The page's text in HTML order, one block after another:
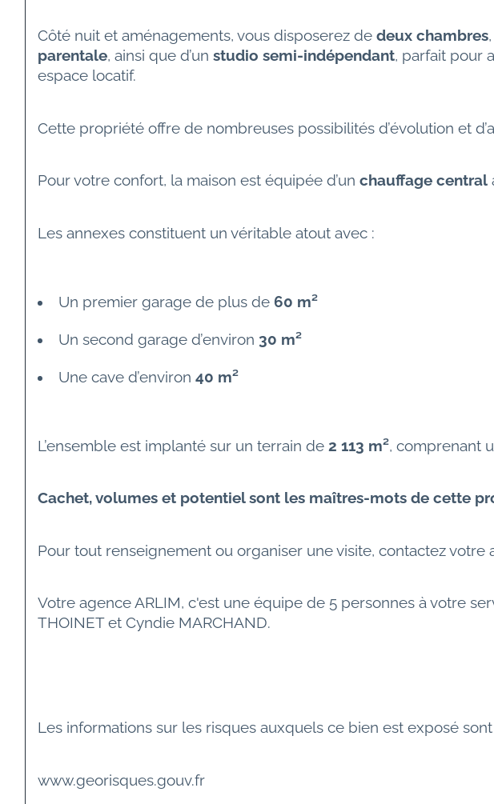
Côté nuit et aménagements, vous disposerez de deux chambres
parentale, ainsi que d’un studio semi-indépendant, parfait pour
espace locatif.
Cette propriété offre de nombreuses possibilités d’évolution et
Pour votre confort, la maison est équipée d’un chauffage central
Les annexes constituent un véritable atout avec :
Un premier garage de plus de 60 m²
Un second garage d’environ 30 m²
Une cave d’environ 40 m²
L’ensemble est implanté sur un terrain de 2 113 m², comprenant
Cachet, volumes et potentiel sont les maîtres-mots de cette
Pour tout renseignement ou organiser une visite, contactez votre
Votre agence ARLIM, c'est une équipe de 5 personnes à votre
THOINET et Cyndie MARCHAND.
Les informations sur les risques auxquels ce bien est exposé
www.georisques.gouv.fr